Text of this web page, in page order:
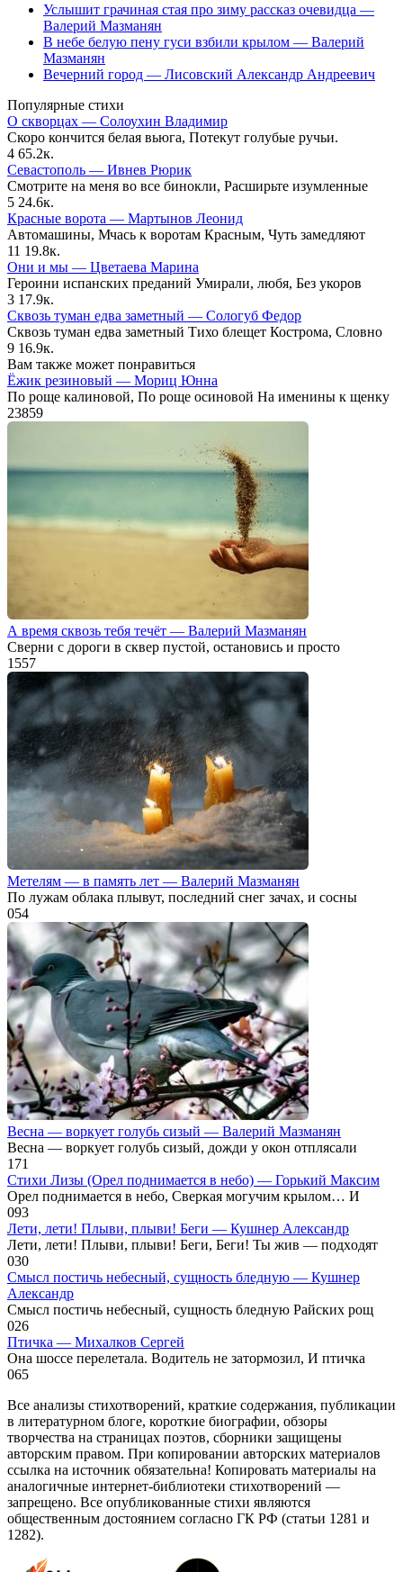
Услышит грачиная стая про зиму рассказ очевидца —
Валерий Мазманян
В небе белую пену гуси взбили крылом — Валерий
Мазманян
Вечерний город — Лисовский Александр Андреевич
Популярные стихи
О скворцах — Солоухин Владимир
Скоро кончится белая вьюга, Потекут голубые ручьи.
4 65.2к.
Севастополь — Ивнев Рюрик
Смотрите на меня во все бинокли, Расширьте изумленные
5 24.6к.
Красные ворота — Мартынов Леонид
Автомашины, Мчась к воротам Красным, Чуть замедляют
11 19.8к.
Они и мы — Цветаева Марина
Героини испанских преданий Умирали, любя, Без укоров
3 17.9к.
Сквозь туман едва заметный — Сологуб Федор
Сквозь туман едва заметный Тихо блещет Кострома, Словно
9 16.9к.
Вам также может понравиться
Ёжик резиновый — Мориц Юнна
По роще калиновой, По роще осиновой На именины к щенку
23859
А время сквозь тебя течёт — Валерий Мазманян
Сверни с дороги в сквер пустой, остановись и просто
1 557
Метелям — в память лет — Валерий Мазманян
По лужам облака плывут, последний снег зачах, и сосны
054
Весна — воркует голубь сизый — Валерий Мазманян
Весна — воркует голубь сизый, дожди у окон отплясали
1 71
Стихи Лизы (Орел поднимается в небо) — Горький Максим
Орел поднимается в небо, Сверкая могучим крылом… И
093
Лети, лети! Плыви, плыви! Беги — Кушнер Александр
Лети, лети! Плыви, плыви! Беги, Беги! Ты жив — подxодят
030
Смысл постичь небесный, сущность бледную — Кушнер
Александр
Смысл постичь небесный, сущность бледную Райских рощ
026
Птичка — Михалков Сергей
Она шоссе перелетала. Водитель не затормозил, И птичка
065
Все анализы стихотворений, краткие содержания, публикации
в литературном блоге, короткие биографии, обзоры
творчества на страницах поэтов, сборники защищены
авторским правом. При копировании авторских материалов
ссылка на источник обязательна! Копировать материалы на
аналогичные интернет-библиотеки стихотворений —
запрещено. Все опубликованные стихи являются
общественным достоянием согласно ГК РФ (статьи 1281 и
1282).